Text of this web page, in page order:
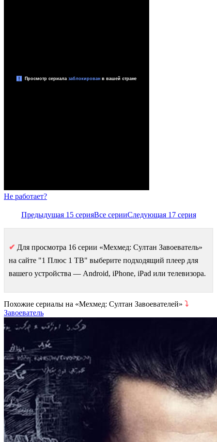
Не работает?
Предыдущая 15 серияВсе серииСледующая 17 серия
✔ Для просмотра 16 серии «Мехмед: Султан Завоеватель»
на сайте "1 Плюс 1 ТВ" выберите подходящий плеер для
вашего устройства — Android, iPhone, iPad или телевизора.
Похожие сериалы на «Мехмед: Султан Завоевателей» ⤵
Завоеватель